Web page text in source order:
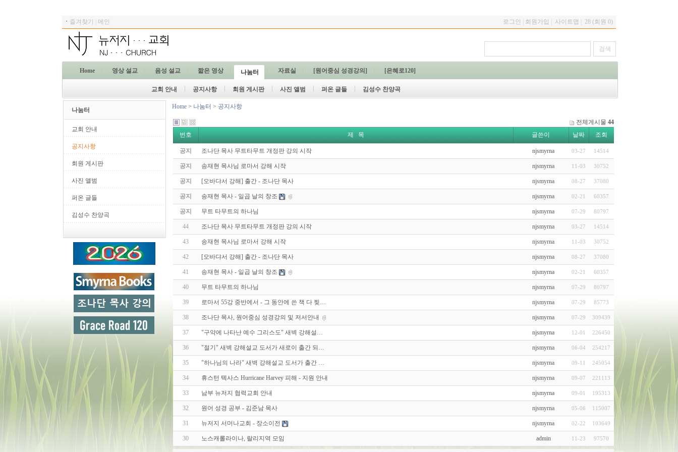
ㆍ 즐겨찾기 메인 로그인 회원가입 사이트맵 28 (회원 0)
Home 영상 설교 음성 설교 짧은 영상 나눔터 자료실 [원어중심 성경강의] [은혜로120]
교회 안내 공지사항 회원 게시판 사진 앨범 퍼온 글들 김성수 찬양곡
나눔터
교회 안내
공지사항
회원 게시판
사진 앨범
퍼온 글들
김성수 찬양곡
Home > 나눔터 > 공지사항
전체게시물 44
번호
제 목 글쓴이 날짜 조회
공지 조나단 목사 무트타무트 개정판 강의 시작 njsmyrna 03-27 14514
공지 송재현 목사님 로마서 강해 시작 njsmyrna 11-03 30752
공지 [오바댜서 강해] 출간 - 조나단 목사 njsmyrna 08-27 37080
공지 송재현 목사 - 일곱 날의 창조 njsmyrna 02-21 60357
공지 무트 타무트의 하나님 njsmyrna 07-29 80797
44 조나단 목사 무트타무트 개정판 강의 시작 njsmyrna 03-27 14514
43 송재현 목사님 로마서 강해 시작 njsmyrna 11-03 30752
42 [오바댜서 강해] 출간 - 조나단 목사 njsmyrna 08-27 37080
41 송재현 목사 - 일곱 날의 창조 njsmyrna 02-21 60357
40 무트 타무트의 하나님 njsmyrna 07-29 80797
39 로마서 55강 중반에서 - 그 동안에 쓴 책 다 찢… njsmyrna 07-29 85773
38 조나단 목사, 원어중심 성경강의 및 저서안내 njsmyrna 07-29 309439
37 "구약에 나타난 예수 그리스도" 새벽 강해설… njsmyrna 12-01 226450
36 "절기" 새벽 강해설교 도서가 새로이 출간 되… njsmyrna 06-04 254217
35 "하나님의 나라" 새벽 강해설교 도서가 출간 … njsmyrna 09-11 245054
34 휴스턴 텍사스 Hurricane Harvey 피해 - 지원 안내 njsmyrna 09-07 221113
33 남부 뉴저지 협력교회 안내 njsmyrna 09-01 195313
32 원어 성경 공부 - 김준남 목사 njsmyrna 05-06 115007
31 뉴저지 서머나교회 - 장소이전 njsmyrna 02-22 103649
30 노스캐롤라이나, 랄리지역 모임 admin 11-23 97570